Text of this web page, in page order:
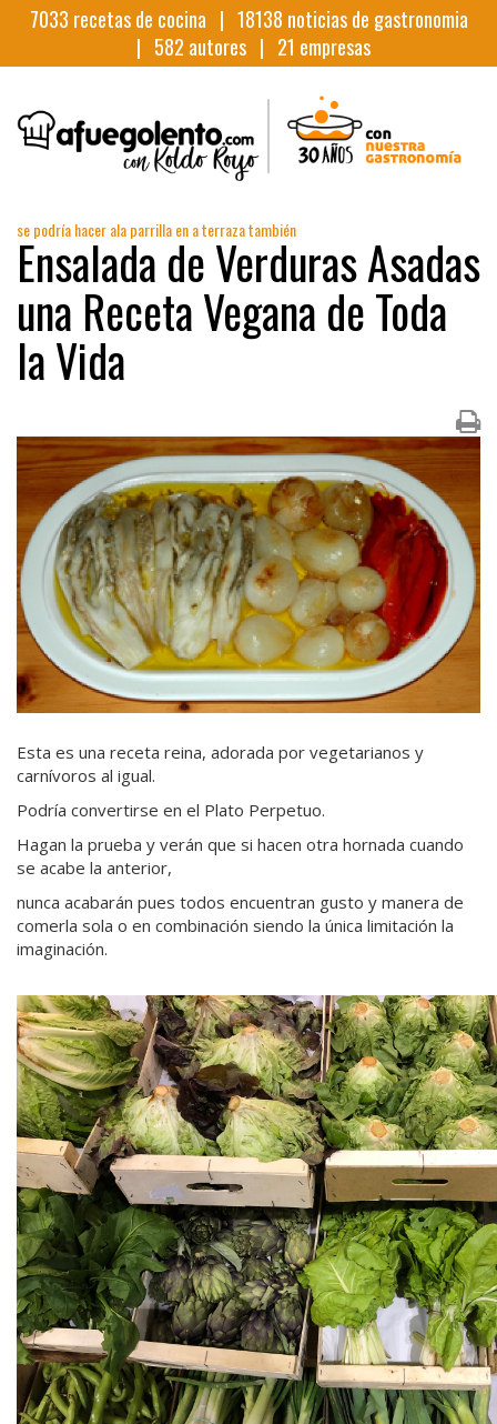
7033 recetas de cocina | 18138 noticias de gastronomia
| 582 autores | 21 empresas
se podría hacer ala parrilla en a terraza también
Ensalada de Verduras Asadas
una Receta Vegana de Toda
la Vida
Esta es una receta reina, adorada por vegetarianos y
carnívoros al igual.
Podría convertirse en el Plato Perpetuo.
Hagan la prueba y verán que si hacen otra hornada cuando
se acabe la anterior,
nunca acabarán pues todos encuentran gusto y manera de
comerla sola o en combinación siendo la única limitación la
imaginación.